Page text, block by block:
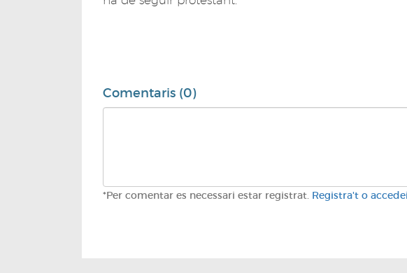
Comentaris (0)
*Per comentar es necessari estar registrat. Registra't o